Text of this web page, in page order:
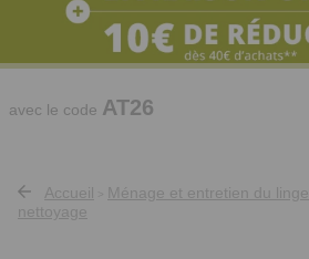
10€ de réduction dès 40€ d'achat. Offre
valable du 03/08/2026 au 12/08/2026.
avec le code AT26
Accueil Ménage et entretien du linge
nettoyage